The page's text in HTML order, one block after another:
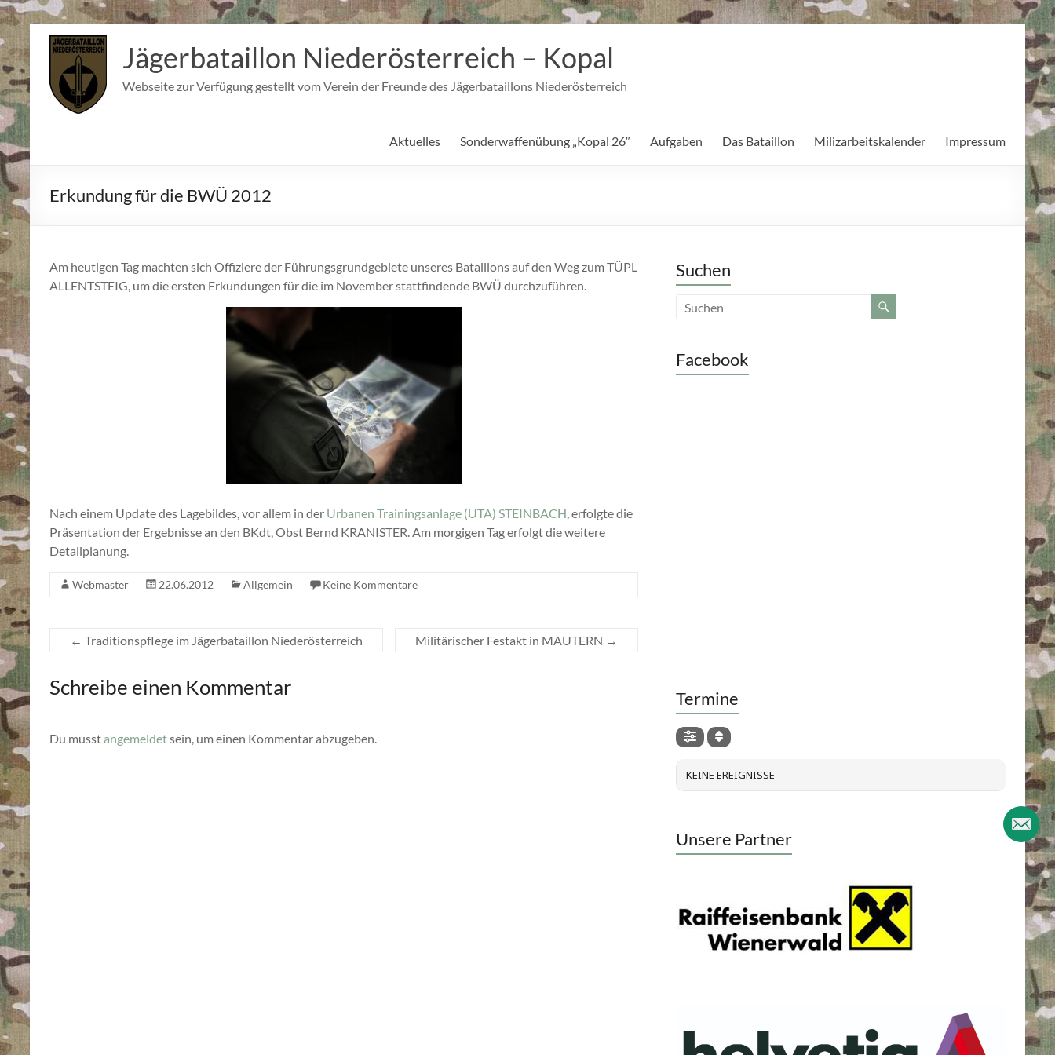
Inhalt
springen
Jägerbataillon Niederösterreich – Kopal
Webseite zur Verfügung gestellt vom Verein der Freunde des Jägerbataillons Niederösterreich
Aktuelles Sonderwaffenübung „Kopal 26″ Aufgaben Das Bataillon Milizarbeitskalender Impressum
Erkundung für die BWÜ 2012
Am heutigen Tag machten sich Offiziere der Führungsgrundgebiete unseres Bataillons auf den Weg zum TÜPL
ALLENTSTEIG, um die ersten Erkundungen für die im November stattfindende BWÜ durchzuführen.
Nach einem Update des Lagebildes, vor allem in der Urbanen Trainingsanlage (UTA) STEINBACH, erfolgte die
Präsentation der Ergebnisse an den BKdt, Obst Bernd KRANISTER. Am morgigen Tag erfolgt die weitere
Detailplanung.
Webmaster 22.06.2012 Allgemein Keine Kommentare
← Traditionspflege im Jägerbataillon Niederösterreich Militärischer Festakt in MAUTERN →
Schreibe einen Kommentar
Du musstangemeldetsein, um einen Kommentar abzugeben.
Suchen
Facebook
Termine
KEINE EREIGNISSE
Unsere Partner